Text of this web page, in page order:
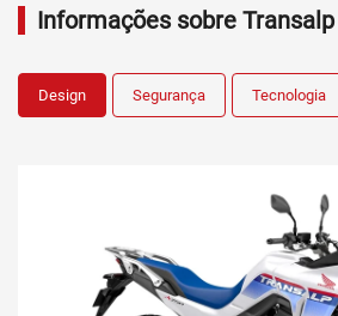
Informações sobre
Design Segurança Tecnologia